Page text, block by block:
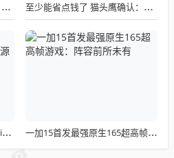
全球首款8K全景无人机影翎A1全球出货量突破三万，上市仅一个月！ 至少能省点钱了 猫头鹰确认：现有LGA 1851散热器全面支持LGA 1954！
美团发布LongCat-Flash-Omni：总参数达5600亿 开源最先进水平 一加15首发最强原生165超高帧游戏：阵容前所未有